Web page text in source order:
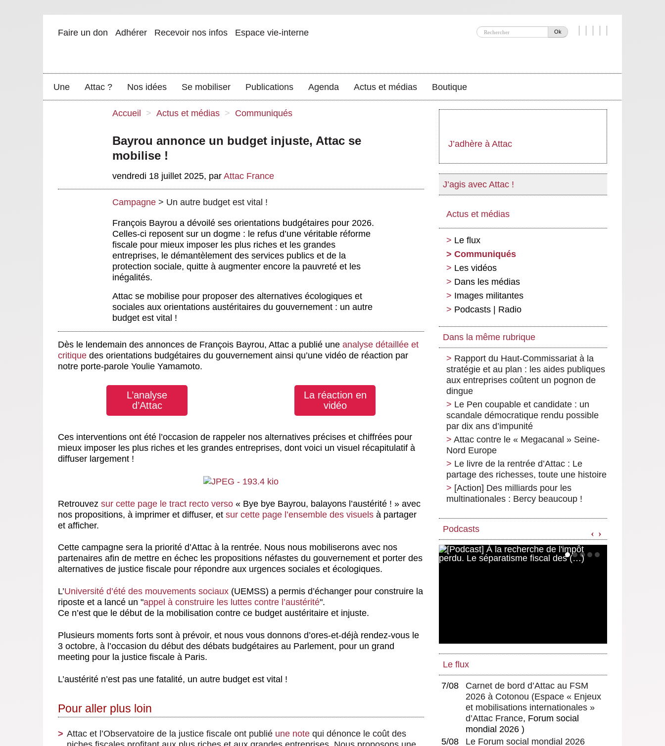
Ok
Faire un don Adhérer Recevoir nos infos Espace vie-interne
Une Attac ? Nos idées Se mobiliser Publications Agenda Actus et médias Boutique
Accueil > Actus et médias > Communiqués
Bayrou annonce un budget injuste, Attac se
mobilise !
vendredi 18 juillet 2025, par Attac France
Campagne > Un autre budget est vital !
François Bayrou a dévoilé ses orientations budgétaires pour 2026.
Celles-ci reposent sur un dogme : le refus d’une véritable réforme
fiscale pour mieux imposer les plus riches et les grandes
entreprises, le démantèlement des services publics et de la
protection sociale, quitte à augmenter encore la pauvreté et les
inégalités.
Attac se mobilise pour proposer des alternatives écologiques et
sociales aux orientations austéritaires du gouvernement : un autre
budget est vital !
Dès le lendemain des annonces de François Bayrou, Attac a publié une analyse détaillée et
critique des orientations budgétaires du gouvernement ainsi qu’une vidéo de réaction par
notre porte-parole Youlie Yamamoto.
L’analyse
d’Attac
La réaction en
vidéo
Ces interventions ont été l’occasion de rappeler nos alternatives précises et chiffrées pour
mieux imposer les plus riches et les grandes entreprises, dont voici un visuel récapitulatif à
diffuser largement !
Retrouvez sur cette page le tract recto verso « Bye bye Bayrou, balayons l’austérité ! » avec
nos propositions, à imprimer et diffuser, et sur cette page l’ensemble des visuels à partager
et afficher.
Cette campagne sera la priorité d’Attac à la rentrée. Nous nous mobiliserons avec nos
partenaires afin de mettre en échec les propositions néfastes du gouvernement et porter des
alternatives de justice fiscale pour répondre aux urgences sociales et écologiques.
L’Université d’été des mouvements sociaux (UEMSS) a permis d’échanger pour construire la
riposte et a lancé un "appel à construire les luttes contre l’austérité".
Ce n’est que le début de la mobilisation contre ce budget austéritaire et injuste.
Plusieurs moments forts sont à prévoir, et nous vous donnons d’ores-et-déjà rendez-vous le
3 octobre, à l’occasion du début des débats budgétaires au Parlement, pour un grand
meeting pour la justice fiscale à Paris.
L’austérité n’est pas une fatalité, un autre budget est vital !
Pour aller plus loin
Attac et l’Observatoire de la justice fiscale ont publié une note qui dénonce le coût des
J’adhère à Attac
J’agis avec Attac !
Actus et médias
Le flux
Communiqués
Les vidéos
Dans les médias
Images militantes
Podcasts | Radio
Dans la même rubrique
Rapport du Haut-Commissariat à la
stratégie et au plan : les aides publiques
aux entreprises coûtent un pognon de
dingue
Le Pen coupable et candidate : un
scandale démocratique rendu possible
par dix ans d’impunité
Attac contre le « Megacanal » Seine-
Nord Europe
Le livre de la rentrée d’Attac : Le
partage des richesses, toute une histoire
[Action] Des milliards pour les
multinationales : Bercy beaucoup !
Podcasts ‹ ›
Le flux
7/08
Carnet de bord d’Attac au FSM
2026 à Cotonou (Espace « Enjeux
et mobilisations internationales »
d’Attac France, Forum social
mondial 2026 )
5/08
Le Forum social mondial 2026